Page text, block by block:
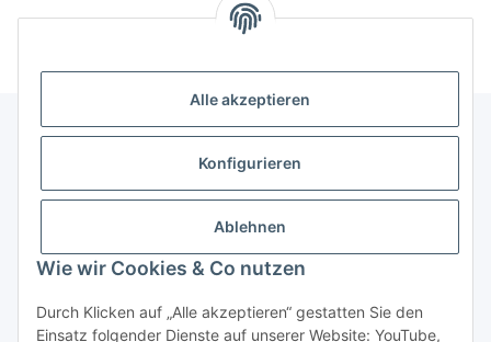
Alle akzeptieren
Konfigurieren
Ablehnen
Wie wir Cookies & Co nutzen
Durch Klicken auf „Alle akzeptieren“ gestatten Sie den
Einsatz folgender Dienste auf unserer Website: YouTube,
Gesetzliche Informationen
Vertrag widerrufen